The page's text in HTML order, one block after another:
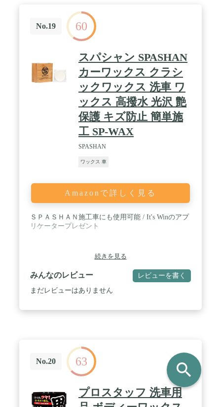
りで気分も爽やか！ / 【多用途】ほぼすべての車種
に適用可能です。カラー制限もありません！ご家族
や友人とシャアしてお使いいただけます。車のすべ
ての部分で使用できます。バンパー、ホイール、ガ
ラス、ミラー、ライトカバー、タイヤ くまなく使用
OK！隅々まで抜かりなく、新車のような輝きを取
り戻せます！
No.19 60
スパシャン SPASHAN
カーワックス クラシ
ックワックス 洗車 ワ
ックス 高撥水 光沢 艶
保護 キズ防止 簡単施
工 SP-WAX
SPASHAN
ワックス 車
Amazonで詳しく見る
ＳＰＡＳＨＡＮ施工車にも使用可能 / It's Winのアプ
リケータープレゼント
続きを見る
みんなのレビュー レビューを書く
まだレビューはありません
No.20 63
プロスタッフ 洗車用
search